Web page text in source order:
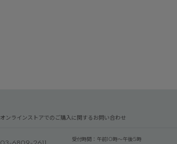
オンラインストアでのご購入に関するお問い合わせ
受付時間：午前10時～午後5時